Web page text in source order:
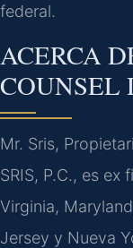
federal.
ACERCA
COUNSEL
Mr. Sris,
SRIS, P.C., es
Virginia,
Jersey y Nueva